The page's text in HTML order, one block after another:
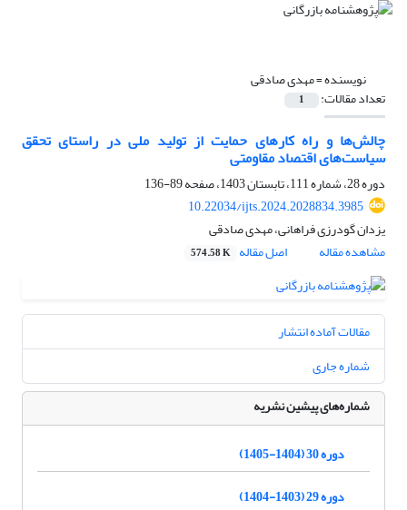
نویسنده =مهدی صادقی
تعداد مقالات: 1
چالش‌ها و راه کارهای حمایت از تولید ملی در راستای تحقق
سیاست‌های اقتصاد مقاومتی
دوره 28، شماره 111، تابستان 1403، صفحه
89-136
10.22034/ijts.2024.2028834.3985
یزدان گودرزی فراهانی، مهدی صادقی
مشاهده مقاله
اصل مقاله 574.58 K
مقالات آماده انتشار
شماره جاری
شماره‌های پیشین نشریه
دوره 30 (1404-1405)
دوره 29 (1403-1404)